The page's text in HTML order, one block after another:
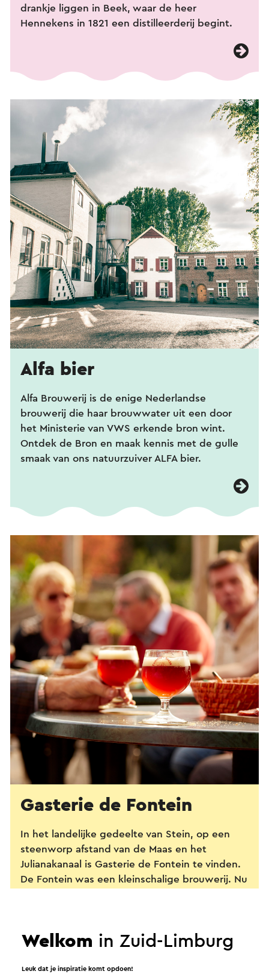
drankje liggen in Beek, waar de heer
Hennekens in 1821 een distilleerderij begint.
Alfa bier
Alfa Brouwerij is de enige Nederlandse
brouwerij die haar brouwwater uit een door
het Ministerie van VWS erkende bron wint.
Ontdek de Bron en maak kennis met de gulle
smaak van ons natuurzuiver ALFA bier.
Gasterie de Fontein
In het landelijke gedeelte van Stein, op een
steenworp afstand van de Maas en het
Julianakanaal is Gasterie de Fontein te vinden.
De Fontein was een kleinschalige brouwerij. Nu
Welkom in Zuid-Limburg
Leuk dat je inspiratie komt opdoen!